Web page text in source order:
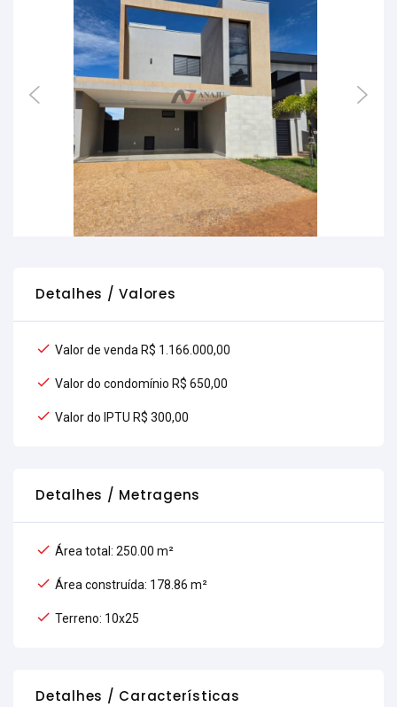
Detalhes / Valores
Valor de venda R$ 1.166.000,00
Valor do condomínio R$ 650,00
Valor do IPTU R$ 300,00
Detalhes / Metragens
Área total: 250.00 m²
Área construída: 178.86 m²
Terreno: 10x25
Detalhes / Características